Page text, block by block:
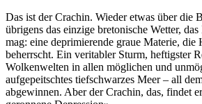
Das ist der Crachin. Wieder etwas über die
übrigens das einzige bretonische Wetter,
mag: eine deprimierende graue Materie, die
beherrscht. Ein veritabler Sturm, heftigster
Wolkenwelten in allen möglichen und
aufgepeitschtes tiefschwarzes Meer – all
abgewinnen. Aber der Crachin, das, findet